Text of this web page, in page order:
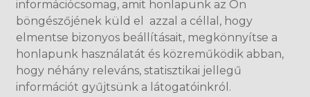
információcsomag, amit honlapunk az Ön
böngészőjének küld el azzal a céllal, hogy
elmentse bizonyos beállításait, megkönnyítse a
honlapunk használatát és közreműködik abban,
hogy néhány releváns, statisztikai jellegű
információt gyűjtsünk a látogatóinkról.